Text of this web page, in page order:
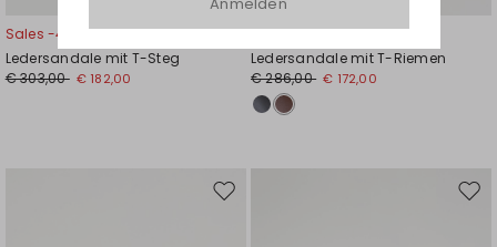
Sales -40%
Ledersandale mit T-Steg
€ 303,00 € 182,00
Sales -40%
Ledersandale mit T-Riemen
€ 286,00 € 172,00
Auf
Auf